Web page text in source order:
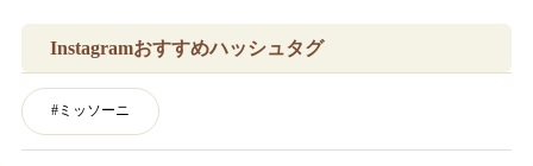
Instagramおすすめハッシュタグ
#ミッソーニ